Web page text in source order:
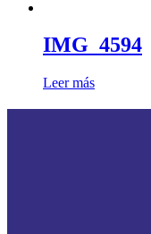
IMG_4594
Leer más